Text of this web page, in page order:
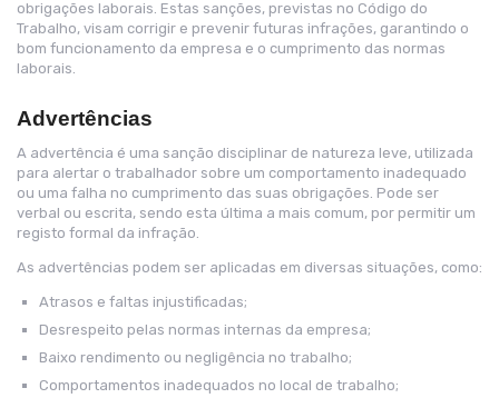
obrigações laborais. Estas sanções, previstas no Código do
Trabalho, visam corrigir e prevenir futuras infrações, garantindo o
bom funcionamento da empresa e o cumprimento das normas
laborais.
Advertências
A advertência é uma sanção disciplinar de natureza leve, utilizada
para alertar o trabalhador sobre um comportamento inadequado
ou uma falha no cumprimento das suas obrigações. Pode ser
verbal ou escrita, sendo esta última a mais comum, por permitir um
registo formal da infração.
As advertências podem ser aplicadas em diversas situações, como:
Atrasos e faltas injustificadas;
Desrespeito pelas normas internas da empresa;
Baixo rendimento ou negligência no trabalho;
Comportamentos inadequados no local de trabalho;